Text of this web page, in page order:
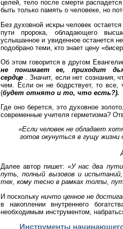
целей, тело после смерти
быть только память о человеке, но
Без духовной искры человек
пути пророка, обладающего
услышанное и увиденное останется
подобрано теми, кто знает цену
Об этом говорится в другом
не понимает ее, приходит
сердце
.Значит, если нет сознания,
чем. Если он не бодрствует, то все,
(будет отнято и то, что есть?).
Где оно берется, это духовное
современные учителя герметизма?
«Если человек не обладает
готов окунуться в гущу
Далее автор пишет:«У нас два
путь, полный вызовов и
тех, кому тесно в рамках толпы,
И посколькуничто ценное не
в накоплении внутреннего
необходимым инструментом,
Инструменты